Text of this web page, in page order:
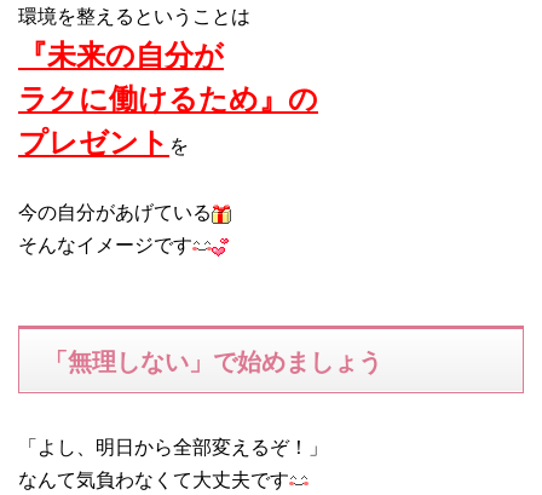
環境を整えるということは
『未来の自分が
ラクに働けるため』の
プレゼント を
今の自分があげている
そんなイメージです
「無理しない」で始めましょう
「よし、明日から全部変えるぞ！」
なんて気負わなくて大丈夫です